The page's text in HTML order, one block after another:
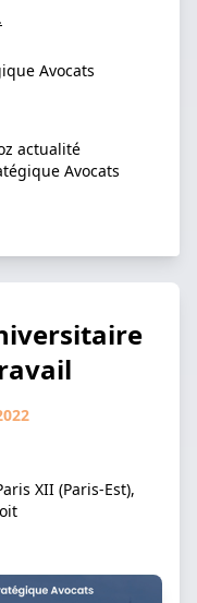
Avocats
actualité
Avocats
XII (Paris-Est),